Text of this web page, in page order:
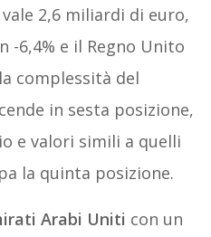
2,6 miliardi di euro,
-6,4% e il Regno Unito
complessità del
in sesta posizione,
e valori simili a quelli
la quinta posizione.
Arabi Uniti con un